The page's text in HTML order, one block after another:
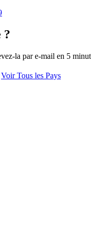
?
la par e-mail en 5
Voir Tous les Pays